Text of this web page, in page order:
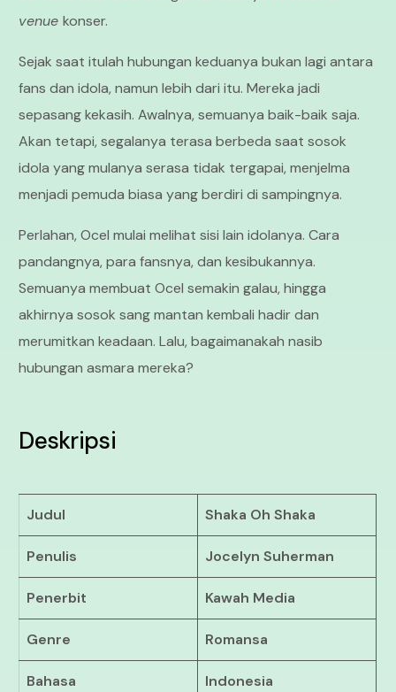
venuekonser.
Sejak saat itulah hubungan keduanya bukan lagi antara
fans dan idola, namun lebih dari itu. Mereka jadi
sepasang kekasih. Awalnya, semuanya baik-baik saja.
Akan tetapi, segalanya terasa berbeda saat sosok
idola yang mulanya serasa tidak tergapai, menjelma
menjadi pemuda biasa yang berdiri di sampingnya.
Perlahan, Ocel mulai melihat sisi lain idolanya. Cara
pandangnya, para fansnya, dan kesibukannya.
Semuanya membuat Ocel semakin galau, hingga
akhirnya sosok sang mantan kembali hadir dan
merumitkan keadaan. Lalu, bagaimanakah nasib
hubungan asmara mereka?
Deskripsi
Judul Shaka Oh Shaka
Penulis Jocelyn Suherman
Penerbit Kawah Media
Genre Romansa
Bahasa Indonesia